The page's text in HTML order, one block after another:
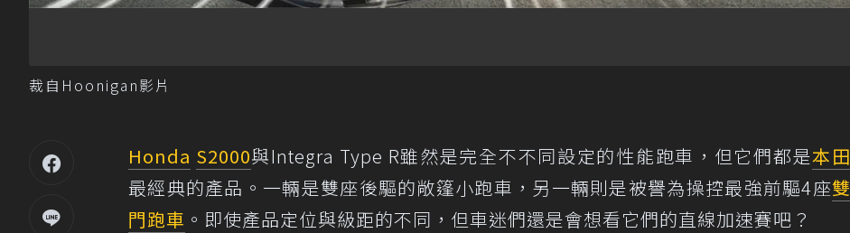
裁自Hoonigan影片
Honda S2000與Integra Type R雖然是完全不不同設定的性能跑車，但它們都是本田
最經典的產品。一輛是雙座後驅的敞篷小跑車，另一輛則是被譽為操控最強前驅4座雙
門跑車 。即使產品定位與級距的不同，但車迷們還是會想看它們的直線加速賽吧？